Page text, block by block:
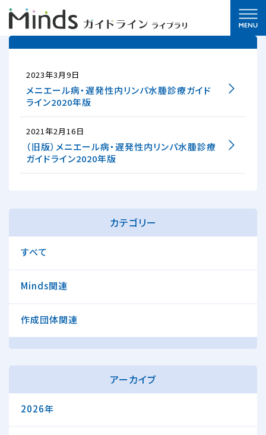
2023年3月9日
メニエール病・遅発性内リンパ水腫診療ガイド
ライン2020年版
2021年2月16日
（旧版）メニエール病・遅発性内リンパ水腫診療
ガイドライン2020年版
カテゴリー
すべて
Minds関連
作成団体関連
アーカイブ
2026年